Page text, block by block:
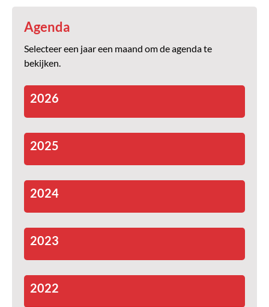
Agenda
Selecteer een jaar een maand om de agenda te
bekijken.
2026
2025
2024
2023
2022